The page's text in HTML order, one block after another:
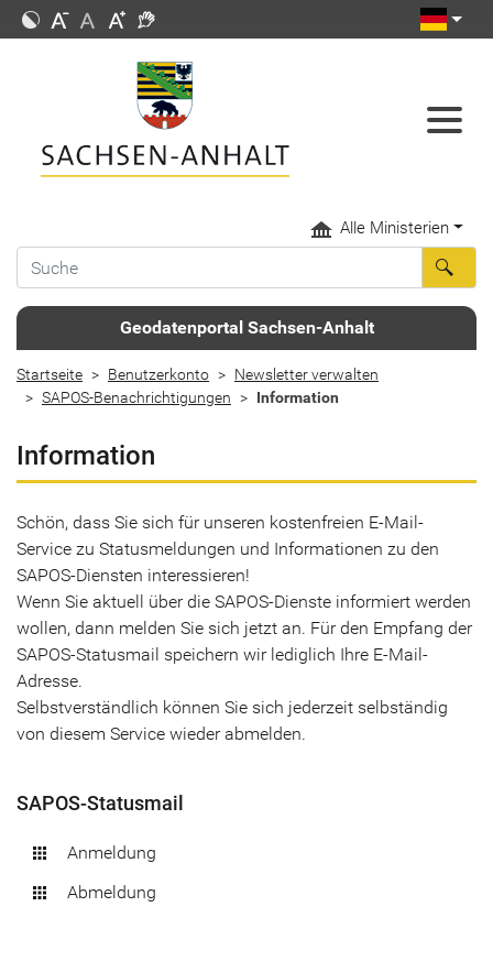
Alle Ministerien
Geodatenportal Sachsen-Anhalt
Startseite Benutzerkonto
Newsletter verwalten
SAPOS-Benachrichtigungen
Information
Information
Schön, dass Sie sich für unseren kostenfreien E-Mail-
Service zu Statusmeldungen und Informationen zu den
SAPOS-Diensten interessieren!
Wenn Sie aktuell über die SAPOS-Dienste informiert werden
wollen, dann melden Sie sich jetzt an. Für den Empfang der
SAPOS-Statusmail speichern wir lediglich Ihre E-Mail-
Adresse.
Selbstverständlich können Sie sich jederzeit selbständig
von diesem Service wieder abmelden.
SAPOS-Statusmail
apps Anmeldung
apps Abmeldung